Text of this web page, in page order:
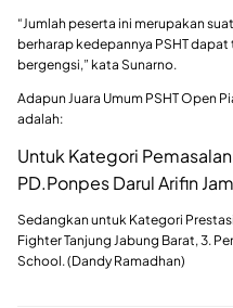
“Jumlah peserta ini merupakan
berharap kedepannya PSHT
bergengsi,” kata Sunarno.
Adapun Juara Umum PSHT Open
adalah:
Untuk Kategori
PD.Ponpes Darul Arifin
Sedangkan untuk Kategori Prestasi:
Fighter Tanjung Jabung Barat, 3.
School. (Dandy Ramadhan)